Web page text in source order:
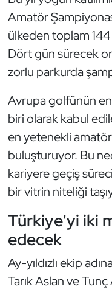
Amatör
ülkeden toplam
Dört gün sürecek
zorlu parkurda
Avrupa golfünün
biri olarak kabul
en yetenekli amatör
buluşturuyor. Bu
kariyere geçiş
bir vitrin niteliği
Türkiye'yi iki
edecek
Ay-yıldızlı ekip
Tarık Aslan ve
Hentbol
İşitme Engelli
Judo ve Kuraş
Kano ve Rafting
Karate
Kayak
Kempo
Kick Boks
Kürek
Masa Tenisi